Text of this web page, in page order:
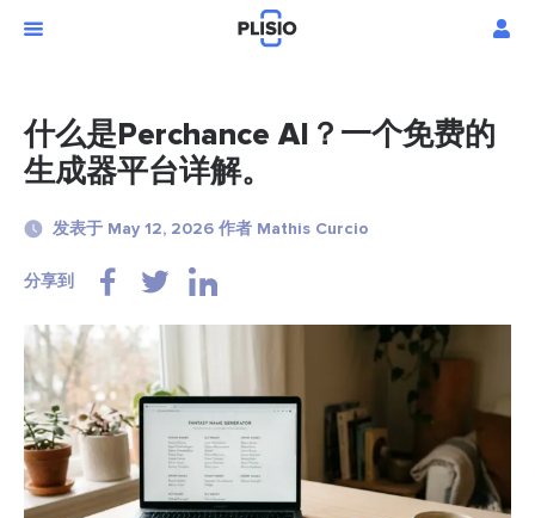
什么是Perchance AI？一个免费的
生成器平台详解。
发表于 May 12, 2026 作者 Mathis Curcio
分享到